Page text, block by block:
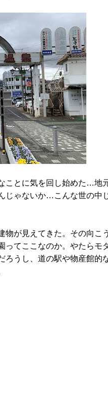
ことに気を回し始めた…地
じゃないか…こんな世の中
物が見えてきた。その向こ
ってここなのか。やたらモ
ろうし、道の駅や物産館的